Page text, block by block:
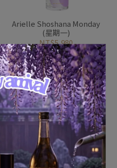
Arielle Shoshana Monday
(星期一)
NT$5,980
加入購物車